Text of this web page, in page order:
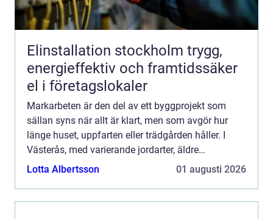
Elinstallation stockholm trygg,
energieffektiv och framtidssäker
el i företagslokaler
Markarbeten är den del av ett byggprojekt som
sällan syns när allt är klart, men som avgör hur
länge huset, uppfarten eller trädgården håller. I
Västerås, med varierande jordarter, äldre
bostadsområden och många nybyggen, ställs
Lotta Albertsson 01 augusti 2026